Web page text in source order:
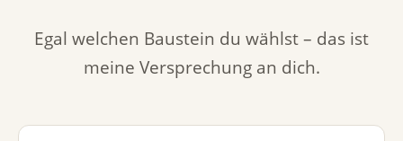
Egal welchen Baustein du wählst – das ist
meine Versprechung an dich.